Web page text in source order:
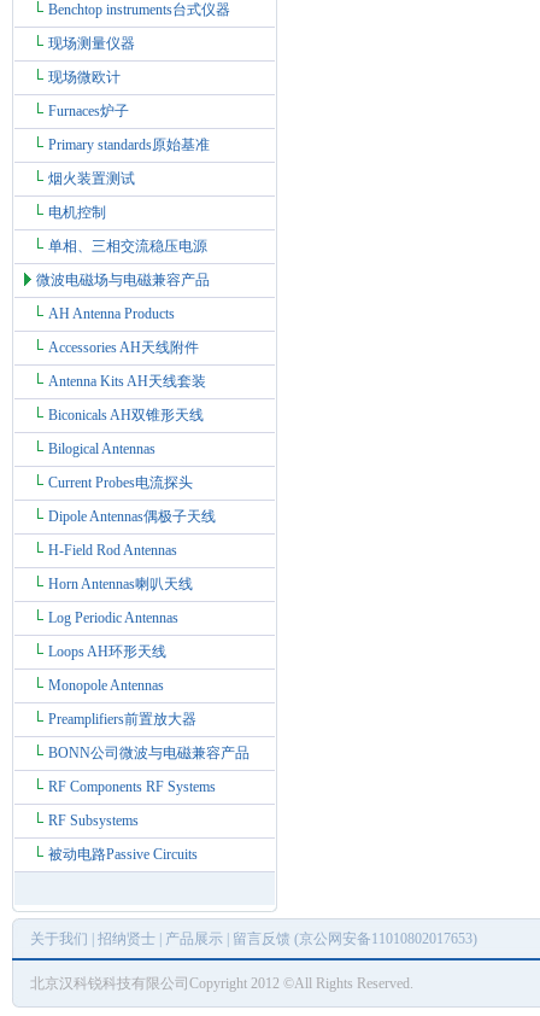
Benchtop instruments台式仪器
现场测量仪器
现场微欧计
Furnaces炉子
Primary standards原始基准
烟火装置测试
电机控制
单相、三相交流稳压电源
微波电磁场与电磁兼容产品
AH Antenna Products
Accessories AH天线附件
Antenna Kits AH天线套装
Biconicals AH双锥形天线
Bilogical Antennas
Current Probes电流探头
Dipole Antennas偶极子天线
H-Field Rod Antennas
Horn Antennas喇叭天线
Log Periodic Antennas
Loops AH环形天线
Monopole Antennas
Preamplifiers前置放大器
BONN公司微波与电磁兼容产品
RF Components RF Systems
RF Subsystems
被动电路Passive Circuits
关于我们 招纳贤士 产品展示 留言反馈 (京公网安备11010802017653)
北京汉科锐科技有限公司Copyright 2012 ©All Rights Reserved.